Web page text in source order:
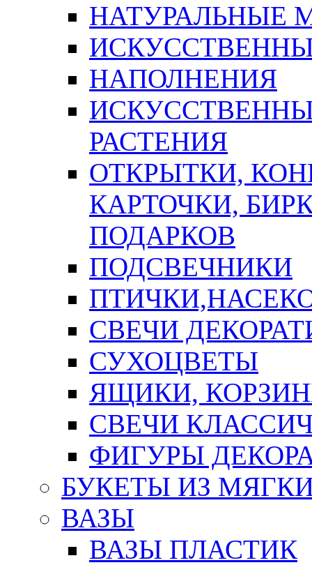
НАТУРАЛЬНЫЕ
НАПОЛНЕНИЯ
РАСТЕНИЯ
ОТКРЫТКИ,
КАРТОЧКИ,
ПОДАРКОВ
ПОДСВЕЧНИКИ
СВЕЧИ
СУХОЦВЕТЫ
ЯЩИКИ,
СВЕЧИ
ФИГУРЫ
БУКЕТЫ ИЗ
ВАЗЫ
ВАЗЫ ПЛАСТИК